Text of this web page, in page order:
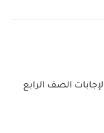
الصف الرابع